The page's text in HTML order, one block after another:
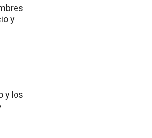
y
y los